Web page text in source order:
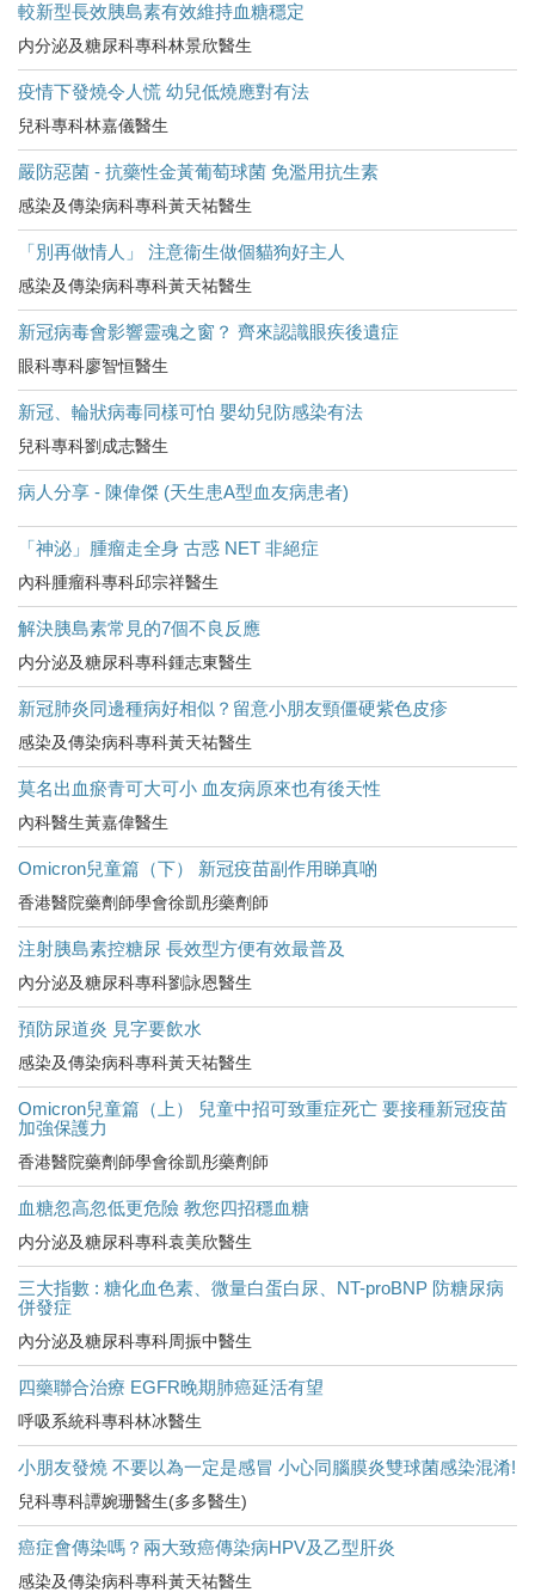
較新型長效胰島素有效維持血糖穩定
内分泌及糖尿科專科林景欣醫生
疫情下發燒令人慌 幼兒低燒應對有法
兒科專科林嘉儀醫生
嚴防惡菌 - 抗藥性金黃葡萄球菌 免濫用抗生素
感染及傳染病科專科黃天祐醫生
「別再做情人」 注意衞生做個貓狗好主人
感染及傳染病科專科黃天祐醫生
新冠病毒會影響靈魂之窗？ 齊來認識眼疾後遺症
眼科專科廖智恒醫生
新冠、輪狀病毒同樣可怕 嬰幼兒防感染有法
兒科專科劉成志醫生
病人分享 - 陳偉傑 (天生患A型血友病患者)
「神泌」腫瘤走全身 古惑 NET 非絕症
內科腫瘤科專科邱宗祥醫生
解決胰島素常見的7個不良反應
内分泌及糖尿科專科鍾志東醫生
新冠肺炎同邊種病好相似？留意小朋友頸僵硬紫色皮疹
感染及傳染病科專科黃天祐醫生
莫名出血瘀青可大可小 血友病原來也有後天性
內科醫生黃嘉偉醫生
Omicron兒童篇（下） 新冠疫苗副作用睇真啲
香港醫院藥劑師學會徐凱彤藥劑師
注射胰島素控糖尿 長效型方便有效最普及
內分泌及糖尿科專科劉詠恩醫生
預防尿道炎 見字要飲水
感染及傳染病科專科黃天祐醫生
Omicron兒童篇（上） 兒童中招可致重症死亡 要接種新冠疫苗
加強保護力
香港醫院藥劑師學會徐凱彤藥劑師
血糖忽高忽低更危險 教您四招穩血糖
内分泌及糖尿科專科袁美欣醫生
三大指數 : 糖化血色素、微量白蛋白尿、NT-proBNP 防糖尿病
併發症
內分泌及糖尿科專科周振中醫生
四藥聯合治療 EGFR晚期肺癌延活有望
呼吸系統科專科林冰醫生
小朋友發燒 不要以為一定是感冒 小心同腦膜炎雙球菌感染混淆!
兒科專科譚婉珊醫生(多多醫生)
癌症會傳染嗎？兩大致癌傳染病HPV及乙型肝炎
感染及傳染病科專科黃天祐醫生